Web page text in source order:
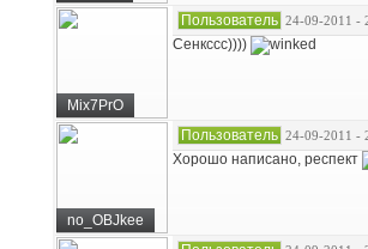
Mix7PrO
Пользователь 24-09-2011 -
Сенкссс))))
no_OBJkee
Пользователь 24-09-2011 -
Хорошо написано, респект